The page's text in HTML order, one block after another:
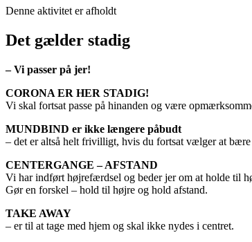
Denne aktivitet er afholdt
Det gælder stadig
– Vi passer på jer!
CORONA ER HER STADIG!
Vi skal fortsat passe på hinanden og være
MUNDBIND er ikke længere påbudt
– det er altså helt frivilligt, hvis du fortsat vælger at
CENTERGANGE – AFSTAND
Vi har indført højrefærdsel og beder jer om at holde til
Gør en forskel – hold til højre og hold afstand.
TAKE AWAY
– er til at tage med hjem og skal ikke nydes i centret.